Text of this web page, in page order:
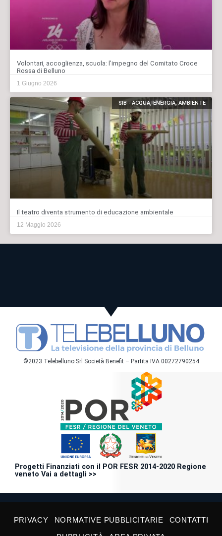
Volontari, accoglienza, scuola: l’impegno del Comitato Croce
Rossa di Belluno
1 Giugno 2026
SIB - ACQUA, ENERGIA, AMBIENTE
Il teatro diventa strumento di educazione ambientale
12 Maggio 2026
©2023 Telebelluno Srl Società Benefit – Partita IVA 00272790254
Progetti Finanziati con il POR FESR 2014-2020 Regione
veneto Vai a dettagli >>
PRIVACY NORMATIVE PUBBLICITARIE
CONTATTI